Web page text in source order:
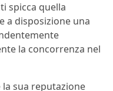
spicca quella
a disposizione una
la concorrenza nel
sua reputazione